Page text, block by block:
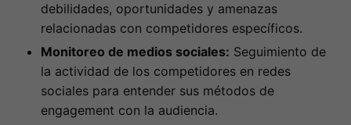
debilidades, oportunidades y amenazas
relacionadas con competidores específicos.
Monitoreo de medios sociales: Seguimiento de
la actividad de los competidores en redes
sociales para entender sus métodos de
engagement con la audiencia.